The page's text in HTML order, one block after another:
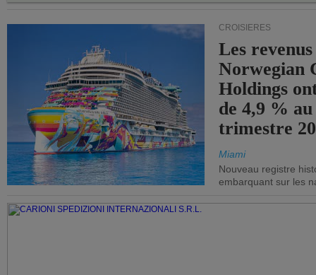
CROISIÈRES
Les
Norwegian
Holdings
de 4,9 %
trimestre
Miami
Nouveau registre
embarquant sur les